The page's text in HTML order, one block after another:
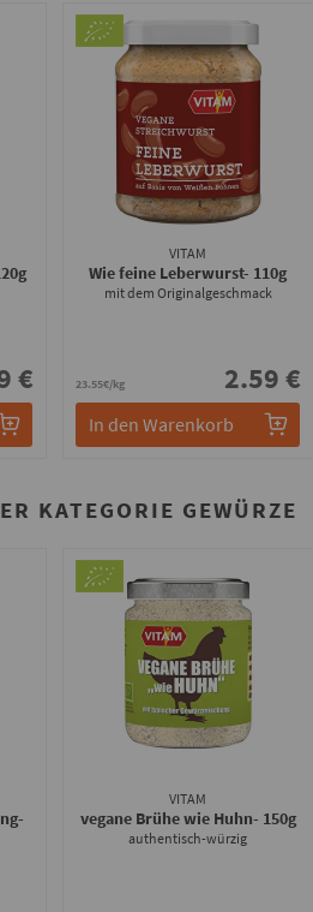
€
VITAM
Wie feine Leberwurst- 110g
mit dem Originalgeschmack
23.55€/kg 2.59 €
In den Warenkorb
KATEGORIE GEWÜRZE
-
VITAM
vegane Brühe wie Huhn- 150g
authentisch-würzig